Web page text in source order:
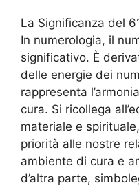
La Significanza del
In numerologia, il
significativo. È
delle energie dei
rappresenta
cura. Si ricollega
materiale e
priorità alle nostre
ambiente di cura e
d’altra parte,